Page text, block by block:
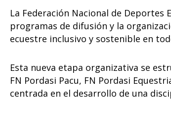
La Federación Nacional de Deportes
programas de difusión y la
ecuestre inclusivo y sostenible en
Esta nueva etapa organizativa se
FN Pordasi Pacu, FN Pordasi
centrada en el desarrollo de una